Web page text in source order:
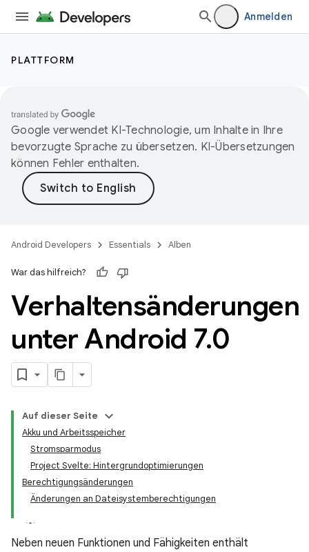
Anmelden
PLATTFORM
Google verwendet KI-Technologie, um Inhalte in Ihre
bevorzugte Sprache zu übersetzen. KI-Übersetzungen
können Fehler enthalten.
Android Developers Essentials Alben
War das hilfreich?
Verhaltensänderungen
unter Android 7.0
Auf dieser Seite
Akku und Arbeitsspeicher
Stromsparmodus
Project Svelte: Hintergrundoptimierungen
Berechtigungsänderungen
Änderungen an Dateisystemberechtigungen
Neben neuen Funktionen und Fähigkeiten enthält